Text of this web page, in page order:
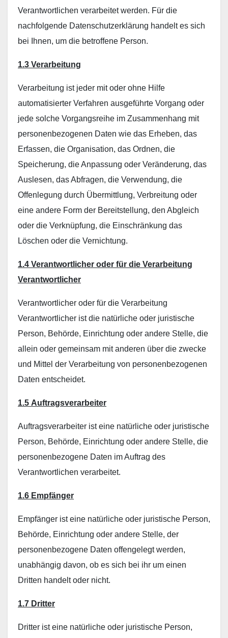
Verantwortlichen verarbeitet werden. Für die
nachfolgende Datenschutzerklärung handelt es sich
bei Ihnen, um die betroffene Person.
1.3 Verarbeitung
Verarbeitung ist jeder mit oder ohne Hilfe
automatisierter Verfahren ausgeführte Vorgang oder
jede solche Vorgangsreihe im Zusammenhang mit
personenbezogenen Daten wie das Erheben, das
Erfassen, die Organisation, das Ordnen, die
Speicherung, die Anpassung oder Veränderung, das
Auslesen, das Abfragen, die Verwendung, die
Offenlegung durch Übermittlung, Verbreitung oder
eine andere Form der Bereitstellung, den Abgleich
oder die Verknüpfung, die Einschränkung das
Löschen oder die Vernichtung.
1.4 Verantwortlicher oder für die Verarbeitung
Verantwortlicher
Verantwortlicher oder für die Verarbeitung
Verantwortlicher ist die natürliche oder juristische
Person, Behörde, Einrichtung oder andere Stelle, die
allein oder gemeinsam mit anderen über die zwecke
und Mittel der Verarbeitung von personenbezogenen
Daten entscheidet.
1.5 Auftragsverarbeiter
Auftragsverarbeiter ist eine natürliche oder juristische
Person, Behörde, Einrichtung oder andere Stelle, die
personenbezogene Daten im Auftrag des
Verantwortlichen verarbeitet.
1.6 Empfänger
Empfänger ist eine natürliche oder juristische Person,
Behörde, Einrichtung oder andere Stelle, der
personenbezogene Daten offengelegt werden,
unabhängig davon, ob es sich bei ihr um einen
Dritten handelt oder nicht.
1.7 Dritter
Dritter ist eine natürliche oder juristische Person,